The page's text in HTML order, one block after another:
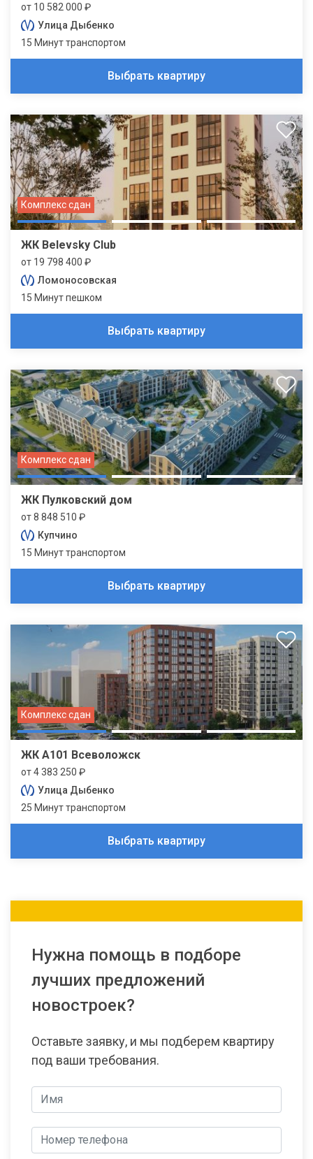
от 10 582 000 ₽
Улица Дыбенко
15 Минут транспортом
Выбрать квартиру
Комплекс сдан
ЖК Belevsky Club
от 19 798 400 ₽
Ломоносовская
15 Минут пешком
Выбрать квартиру
Комплекс сдан
ЖК Пулковский дом
от 8 848 510 ₽
Купчино
15 Минут транспортом
Выбрать квартиру
Комплекс сдан
ЖК А101 Всеволожск
от 4 383 250 ₽
Улица Дыбенко
25 Минут транспортом
Выбрать квартиру
Нужна помощь в подборе
лучших предложений
новостроек?
Оставьте заявку, и мы подберем квартиру
под ваши требования.